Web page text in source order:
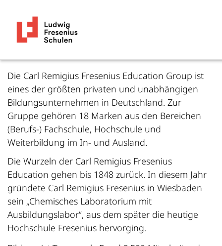
Die Carl Remigius Fresenius Education Group ist
eines der größten privaten und unabhängigen
Bildungsunternehmen in Deutschland. Zur
Gruppe gehören 18 Marken aus den Bereichen
(Berufs-) Fachschule, Hochschule und
Weiterbildung im In- und Ausland.
Die Wurzeln der Carl Remigius Fresenius
Education gehen bis 1848 zurück. In diesem Jahr
gründete Carl Remigius Fresenius in Wiesbaden
sein „Chemisches Laboratorium mit
Ausbildungslabor“, aus dem später die heutige
Hochschule Fresenius hervorging.